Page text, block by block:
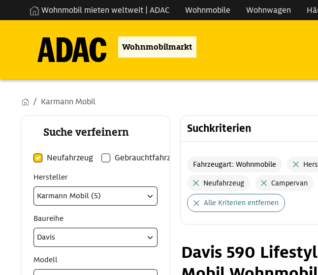
Wohnmobil mieten weltweit | ADAC Wohnmobile Wohnwagen
Wohnmobilmarkt
Karmann Mobil
Suchkriterien
Fahrzeugart: Wohnmobile
Neufahrzeug Campervan
Alle Kriterien entfernen
Davis 590
Suche verfeinern
Neufahrzeug Gebrauchtfahrzeug
Hersteller
Baureihe
Modell